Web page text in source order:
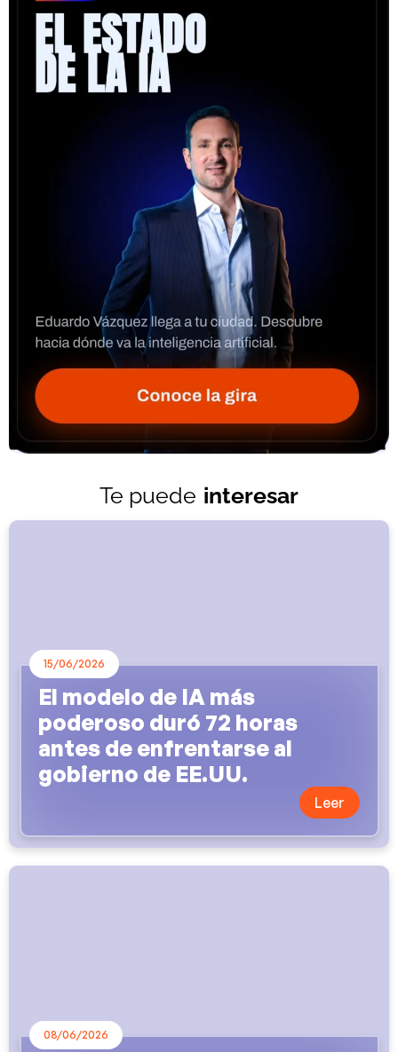
Te puede interesar
15/06/2026
El modelo de IA más
poderoso duró 72 horas
antes de enfrentarse al
gobierno de EE.UU.
Leer
08/06/2026